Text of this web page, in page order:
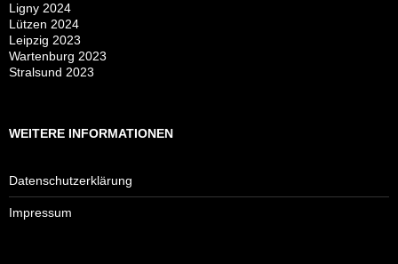
Ligny 2024
Lützen 2024
Leipzig 2023
Wartenburg 2023
Stralsund 2023
WEITERE INFORMATIONEN
Datenschutzerklärung
Impressum